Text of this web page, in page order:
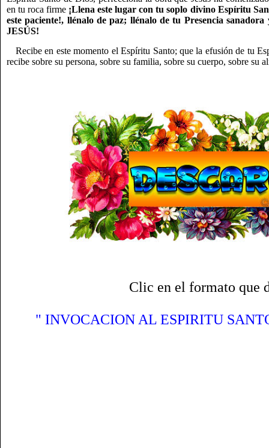
en tu roca firme ¡Llena este lugar con tu soplo divino Espíritu
este paciente!, llénalo de paz; llénalo de tu Presencia
JESÚS!
Recibe en este momento el Espíritu Santo; que la efusión de tu
recibe sobre su persona, sobre su familia, sobre su cuerpo, sobre su
Clic en el formato que
" INVOCACION AL ESPIRITU